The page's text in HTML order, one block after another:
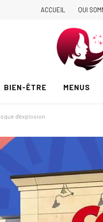
ACCUEIL QUI
BIEN-ÊTRE MENUS
d'explosion